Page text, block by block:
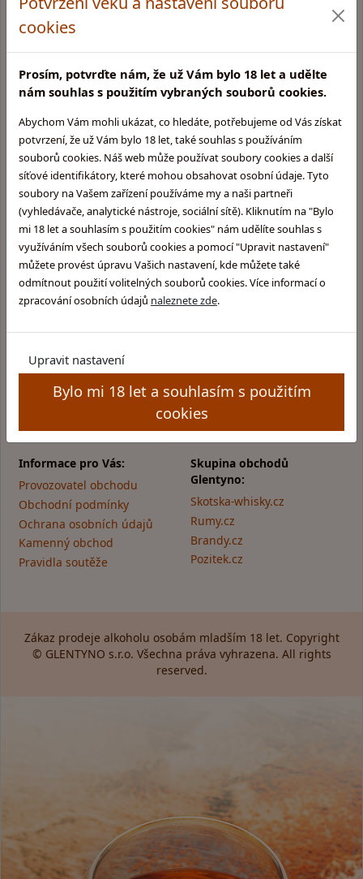
cookies
Prosím, potvrďte nám, že už Vám bylo 18 let a udělte
nám souhlas s použitím vybraných souborů cookies.
Abychom Vám mohli ukázat, co hledáte, potřebujeme od Vás získat
potvrzení, že už Vám bylo 18 let, také souhlas s používáním
souborů cookies. Náš web může používat soubory cookies a další
síťové identifikátory, které mohou obsahovat osobní údaje. Tyto
soubory na Vašem zařízení používáme my a naši partneři
(vyhledávače, analytické nástroje, sociální sítě). Kliknutím na "Bylo
mi 18 let a souhlasím s použitím cookies" nám udělíte souhlas s
využíváním všech souborů cookies a pomocí "Upravit nastavení"
můžete provést úpravu Vašich nastavení, kde můžete také
odmítnout použití volitelných souborů cookies. Více informací o
zpracování osobních údajů naleznete zde.
Upravit nastavení
Bylo mi 18 let a souhlasím s použitím
cookies
Dárky k nákupu, fan shop
Velký výběr skladem
Informace pro Vás:
Provozovatel obchodu
Obchodní podmínky
Ochrana osobních údajů
Kamenný obchod
Pravidla soutěže
Skupina obchodů
Glentyno:
Skotska-whisky.cz
Rumy.cz
Brandy.cz
Pozitek.cz
Kamenná prodejna v Praze
Glentyno Whisky Shop
Na Malovance 6, Praha 6
Zobrazit mapu
Otevírací doba:
Pondělí: 10:00 - 15:00
Středa: Zavřeno
Čtvrtek: 11:00 - 16:00
Pátek: 11:00 - 17:00
Zákaz prodeje alkoholu osobám mladším 18 let. Copyright
© GLENTYNO s.r.o. Všechna práva vyhrazena. All rights
reserved.